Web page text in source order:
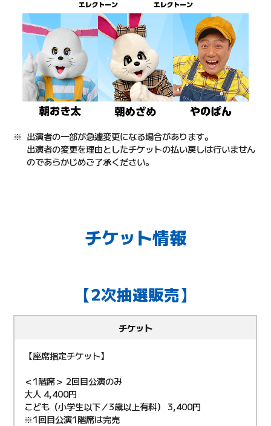
出演者の一部が急遽変更になる場合があります。
出演者の変更を理由としたチケットの払い戻しは行いません
のであらかじめご了承ください。
チケット情報
【2次抽選販売】
チケット
【座席指定チケット】
＜1階席＞ 2回目公演のみ
大人 4,400円
こども（小学生以下／3歳以上有料） 3,400円
※1回目公演1階席は完売